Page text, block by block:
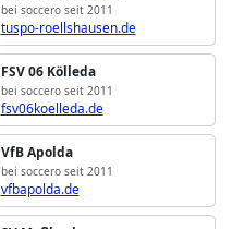
bei soccero seit 2011
tuspo-roellshausen.de
FSV 06 Kölleda
bei soccero seit 2011
fsv06koelleda.de
VfB Apolda
bei soccero seit 2011
vfbapolda.de